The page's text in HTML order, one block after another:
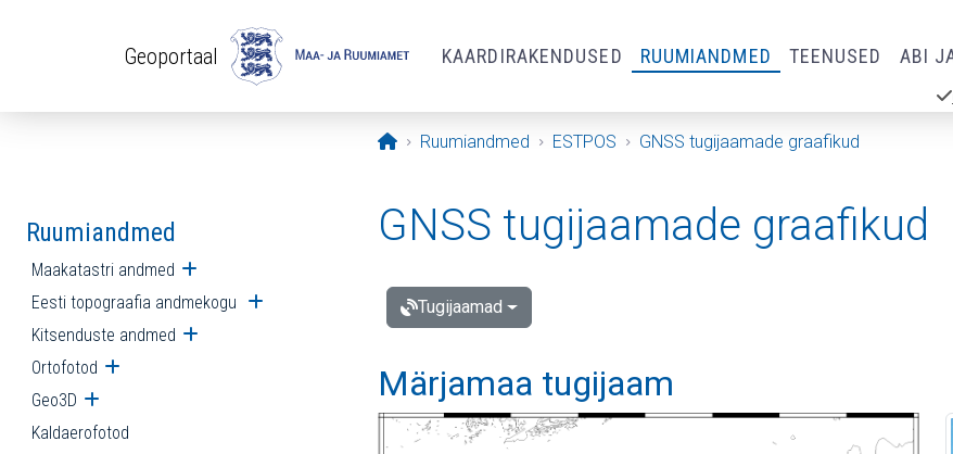
Geoportaal KAARDIRAKENDUSED RUUMIANDMED TEENUSED ABI
Avaleht
Ruumiandmed ESTPOS GNSS tugijaamade graafikud
Ruumiandmed
Maakatastri andmed Ava alammenüü
Eesti topograafia andmekogu Ava alammenüü
Kitsenduste andmed Ava alammenüü
Ortofotod Ava alammenüü
Geo3D Ava alammenüü
Kaldaerofotod
GNSS tugijaamade graafikud
Tugijaamad
Märjamaa tugijaam